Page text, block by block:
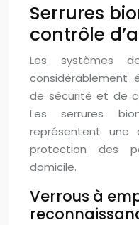
Serrures
contrôle
Les systèmes
considérablement
de sécurité et de
Les serrures
représentent une
protection des
domicile.
Verrous à